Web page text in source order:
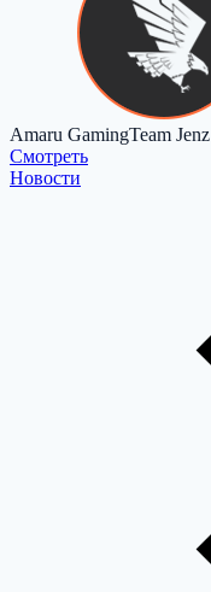
Amaru GamingTeam Jenz
Cмотреть
Новости